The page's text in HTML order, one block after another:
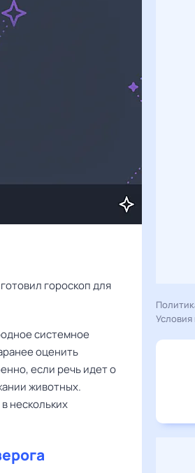
системное
оценить
если речь идет о
животных.
нескольких